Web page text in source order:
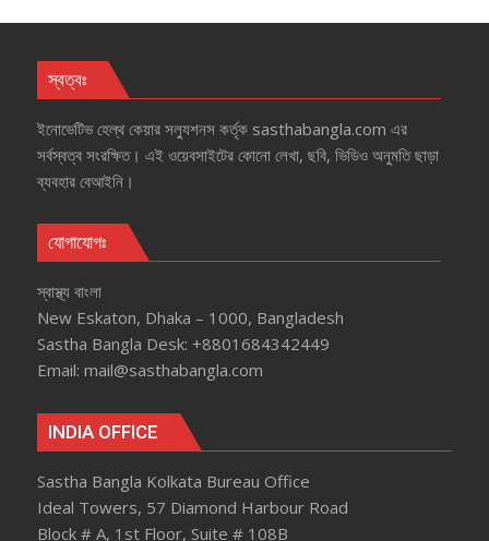
স্বত্বঃ
ইনোভেটিভ হেল্‌থ কেয়ার সল্যুশনস কর্তৃক sasthabangla.com এর
সর্বস্বত্ব সংরক্ষিত। এই ওয়েবসাইটের কোনো লেখা, ছবি, ভিডিও অনুমতি ছাড়া
ব্যবহার বেআইনি।
যোগাযোগঃ
স্বাস্থ্য বাংলা
New Eskaton, Dhaka – 1000, Bangladesh
Sastha Bangla Desk: +8801684342449
Email: mail@sasthabangla.com
INDIA OFFICE
Sastha Bangla Kolkata Bureau Office
Ideal Towers, 57 Diamond Harbour Road
Block # A, 1st Floor, Suite # 108B